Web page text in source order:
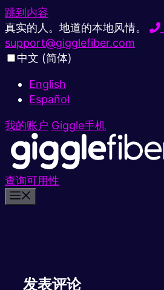
跳到内容
真实的人。地道的本地风情。
support@gigglefiber.com
中文 (简体)
English
Español
我的账户 Giggle手机
查询可用性
发表评论